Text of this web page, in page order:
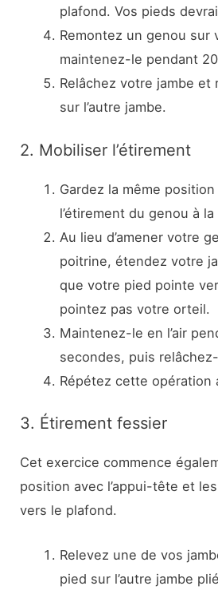
plafond. Vos pieds
Remontez un genou sur
maintenez-le pendant
Relâchez votre jambe et
sur l’autre jambe.
2. Mobiliser l’étirement
Gardez la même
l’étirement du genou à
Au lieu d’amener votre
poitrine, étendez votre
que votre pied pointe
pointez pas votre orteil.
Maintenez-le en l’air
secondes, puis
Répétez cette opération
3. Étirement fessier
Cet exercice commence
position avec l’appui-tête et
vers le plafond.
Relevez une de vos
pied sur l’autre jambe